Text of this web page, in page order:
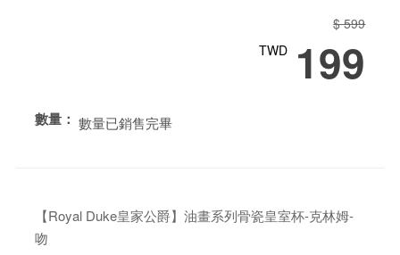
$ 599
TWD 199
數量： 數量已銷售完畢
【Royal Duke皇家公爵】油畫系列骨瓷皇室杯-克林姆-
吻